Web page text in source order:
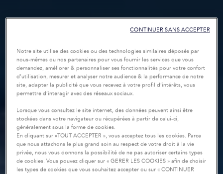
Notre site utilise des cookies ou des technologies similaires déposés par
nous-mêmes ou nos partenaires pour vous fournir les services que vous
demandez, améliorer & personnaliser ses fonctionnalités pour votre confort
d’utilisation, mesurer et analyser notre audience & la performance de notre
site, adapter la publicité que vous recevez à votre profil d’intérêts, vous
permettre d’interagir avec des réseaux sociaux.
Lorsque vous consultez le site internet, des données peuvent ainsi être
stockées dans votre navigateur ou récupérées à partir de celui-ci,
généralement sous la forme de cookies.
En cliquant sur «TOUT ACCEPTER », vous acceptez tous les cookies. Parce
que nous attachons le plus grand soin au respect de votre droit à la vie
privée, nous vous donnons la possibilité de ne pas autoriser certains types
de cookies. Vous pouvez cliquer sur « GERER LES COOKIES » afin de choisir
les types de cookies que vous souhaitez accepter ou sur « CONTINUER
CONTINUER SANS ACCEPTER